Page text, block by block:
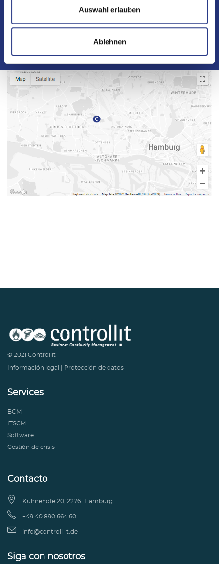
Auswahl erlauben
Ablehnen
Submit
© 2021 Controllit
Información legal Protección de datos
Services
BCM
ITSCM
Software
Gestión de crisis
Contacto
 Kühnehöfe 20, 22761 Hamburg
 +49 40 890 664 60
 info@controll-it.de
Siga con nosotros